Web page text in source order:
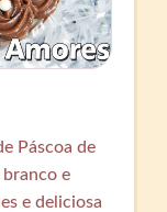
Páscoa de
e
e deliciosa